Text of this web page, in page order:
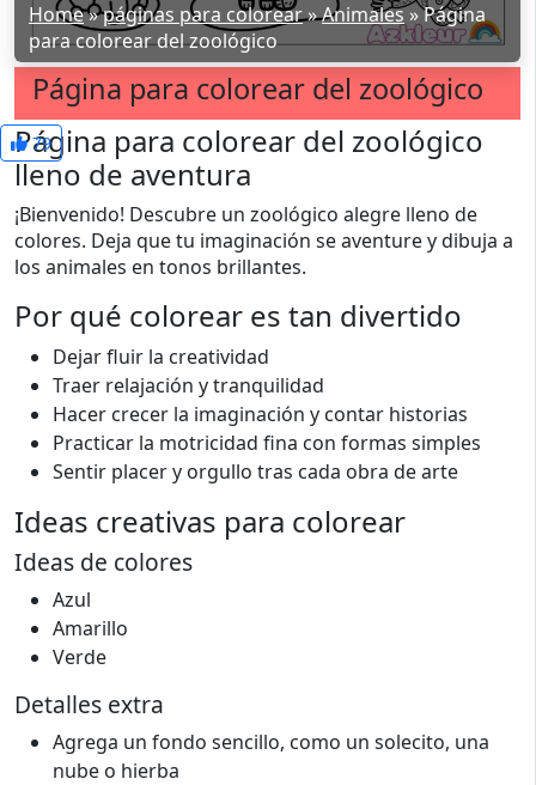
Home»páginas para colorear»Animales»Página
para colorear del zoológico
Página para colorear del zoológico
79
Página para colorear del zoológico
lleno de aventura
¡Bienvenido! Descubre un zoológico alegre lleno de
colores. Deja que tu imaginación se aventure y dibuja a
los animales en tonos brillantes.
Por qué colorear es tan divertido
Dejar fluir la creatividad
Traer relajación y tranquilidad
Hacer crecer la imaginación y contar historias
Practicar la motricidad fina con formas simples
Sentir placer y orgullo tras cada obra de arte
Ideas creativas para colorear
Ideas de colores
Azul
Amarillo
Verde
Detalles extra
Agrega un fondo sencillo, como un solecito, una
nube o hierba